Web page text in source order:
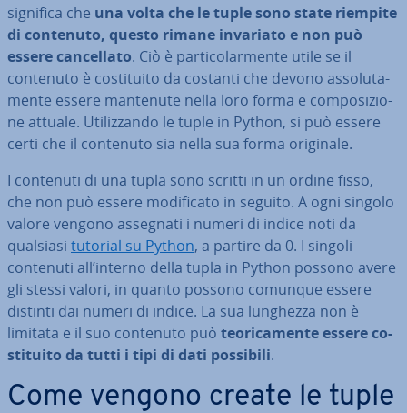
significa che una volta che le tuple sono state riempite
di contenuto, questo rimane invariato e non può
essere can­cel­la­to. Ciò è par­ti­co­lar­men­te utile se il
contenuto è co­sti­tui­to da costanti che devono as­so­lu­ta­
men­te essere mantenute nella loro forma e com­po­si­zio­
ne attuale. Uti­liz­zan­do le tuple in Python, si può essere
certi che il contenuto sia nella sua forma originale.
I contenuti di una tupla sono scritti in un ordine fisso,
che non può essere mo­di­fi­ca­to in seguito. A ogni singolo
valore vengono assegnati i numeri di indice noti da
qualsiasi tutorial su Python, a partire da 0. I singoli
contenuti all’interno della tupla in Python possono avere
gli stessi valori, in quanto possono comunque essere
distinti dai numeri di indice. La sua lunghezza non è
limitata e il suo contenuto può teo­ri­ca­men­te essere co­
sti­tui­to da tutti i tipi di dati possibili.
Come vengono create le tuple